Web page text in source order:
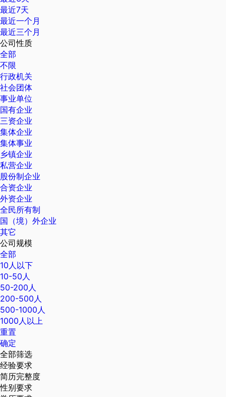
最近7天
最近一个月
最近三个月
公司性质
全部
不限
行政机关
社会团体
事业单位
国有企业
三资企业
集体企业
集体事业
乡镇企业
私营企业
股份制企业
合资企业
外资企业
全民所有制
国（境）外企业
其它
公司规模
全部
10人以下
10-50人
50-200人
200-500人
500-1000人
1000人以上
重置
确定
全部筛选
经验要求
简历完整度
性别要求